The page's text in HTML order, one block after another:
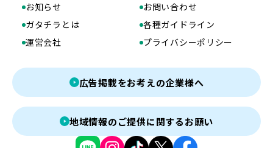
お知らせ
お問い合わせ
ガタチラとは
各種ガイドライン
運営会社
プライバシーポリシー
広告掲載をお考えの企業様へ
地域情報のご提供に関するお願い